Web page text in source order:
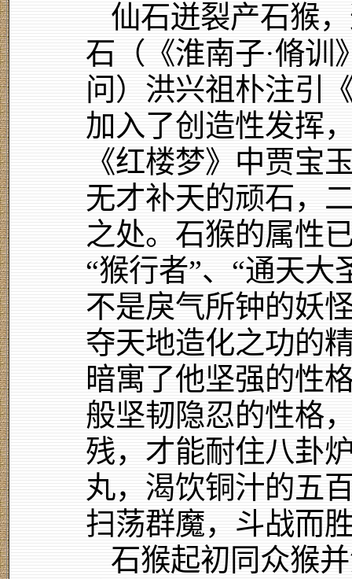
仙石迸裂产石猴
石（《淮南子·脩训
问）洪兴祖朴注引
加入了创造性发挥
《红楼梦》中贾
无才补天的顽石，
之处。石猴的属性
“猴行者”、“通天大
不是戾气所钟的妖
夺天地造化之功的
暗寓了他坚强的性
般坚韧隐忍的性格
残，才能耐住八卦
丸，渴饮铜汁的五
扫荡群魔，斗战而
石猴起初同众猴